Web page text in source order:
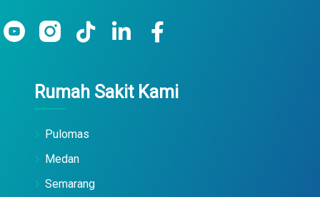
Rumah Sakit Kami
Pulomas
Medan
Semarang